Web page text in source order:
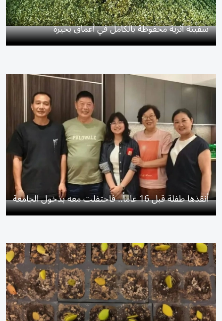
سفينة أثرية محفوظة بالكامل في أعماق بحيرة
أنقذها طفلة قبل 16 عاماً.. فاحتفلت معه بدخول الجامعة